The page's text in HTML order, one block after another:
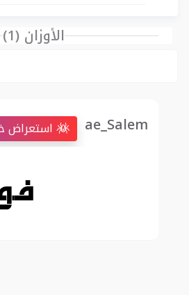
الأوزان (1)
ae_Salem